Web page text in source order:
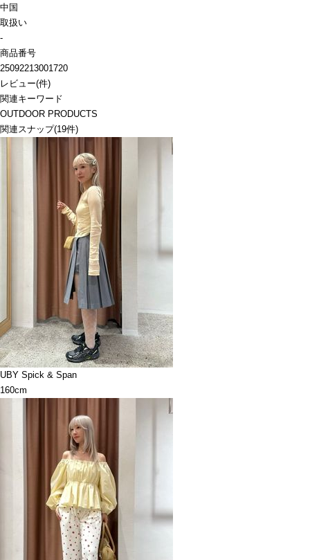
中国
取扱い
-
商品番号
25092213001720
レビュー(件)
関連キーワード
OUTDOOR PRODUCTS
関連スナップ(19件)
UBY Spick & Span
160cm